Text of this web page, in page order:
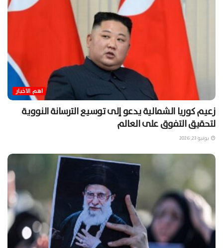
اهم الاخبار
زعيم كوريا الشمالية يدعو إلى توسيع الترسانة النووية
لتحقيق التفوق على العالم
يونيو 23, 2026